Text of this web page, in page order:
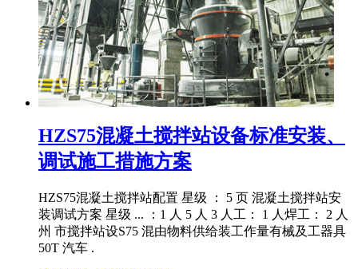
HZS75混凝土搅拌站设备标准安装、
调试施工措施方案
HZS75混凝土搅拌站配置 星级 ： 5 页 混凝土搅拌站安
装调试方案 星级 ... ：1 人 5 人 3 人工： 1 人焊工： 2 人
州 市搅拌站设S75 混由物料供给装工作量有械及工器具
50T 汽车 .